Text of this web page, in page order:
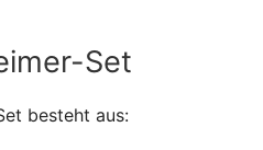
Set
besteht aus: